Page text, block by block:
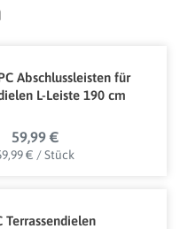
Abschlussleisten für
L-Leiste 190 cm
59,99 €
€ / Stück
Terrassendielen